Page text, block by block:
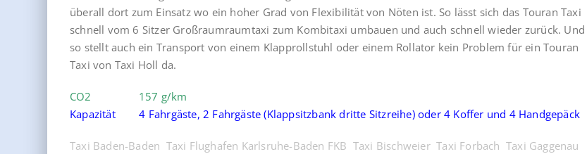
überall dort zum Einsatz wo ein hoher Grad von Flexibilität von Nöten ist. So lässt sich das Touran Taxi
schnell vom 6 Sitzer Großraumraumtaxi zum Kombitaxi umbauen und auch schnell wieder zurück. Und
so stellt auch ein Transport von einem Klapprollstuhl oder einem Rollator kein Problem für ein Touran
Taxi von Taxi Holl da.
CO2 157 g/km
Kapazität 4 Fahrgäste, 2 Fahrgäste (Klappsitzbank dritte Sitzreihe) oder 4 Koffer und 4 Handgepäck
Taxi Baden-Baden Taxi Flughafen Karlsruhe-Baden FKB Taxi Bischweier Taxi Forbach Taxi Gaggenau